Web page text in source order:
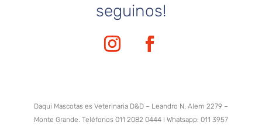
seguinos!
Daqui Mascotas es Veterinaria D&D – Leandro N. Alem 2279 –
Monte Grande. Teléfonos 011 2082 0444 I Whatsapp: 011 3957